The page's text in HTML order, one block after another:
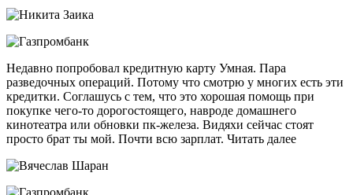
Недавно попробовал кредитную карту Умная. Пара
разведочных операций. Потому что смотрю у многих есть эти
кредитки. Соглашусь с тем, что это хорошая помощь при
покупке чего-то дорогостоящего, навроде домашнего
кинотеатра или обновки пк-железа. Видяхи сейчас стоят
просто брат ты мой. Почти всю зарплат. Читать далее